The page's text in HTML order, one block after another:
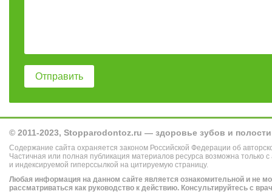
© 2011-2023, Stopparodontoz.ru — здоровье зубов и
Содержание сайта охраняется законом Российской Федерации об
Частичная или полная публикация материалов ресурса возможна только с
и индексируемой гиперссылкой на цитируемую страницу.
Любая информация на данном сайте является ознакомительной и не
рассматриваться как руководство к действию. Консультируйтесь с